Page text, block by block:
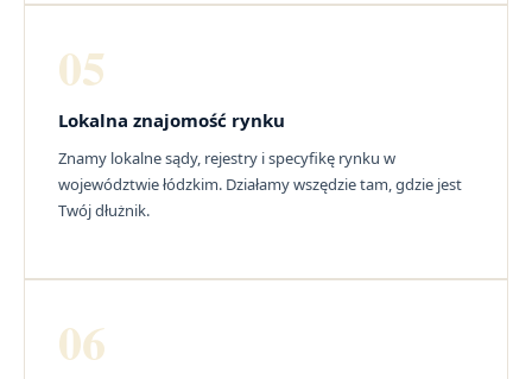
05
Lokalna znajomość rynku
Znamy lokalne sądy, rejestry i specyfikę rynku w
województwie łódzkim. Działamy wszędzie tam, gdzie jest
Twój dłużnik.
06